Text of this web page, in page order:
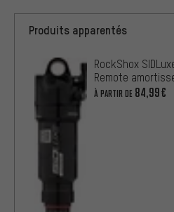
Produits apparentés
RockShox
Remote
À PARTIR DE 84,99€